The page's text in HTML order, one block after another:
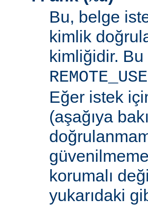
Bu, belge
kimlik
kimliğidir.
Eğer istek
(aşağıya
korumalı
yukarıdaki